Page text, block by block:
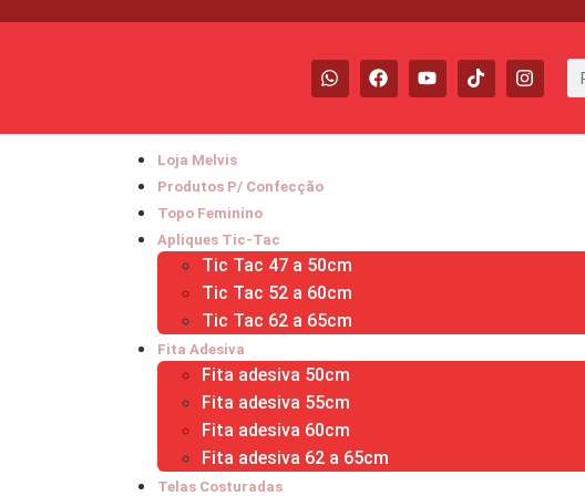
Loja Melvis
Produtos P/ Confecção
Topo Feminino
Apliques Tic-Tac
Tic Tac 47 a 50cm
Tic Tac 52 a 60cm
Tic Tac 62 a 65cm
Fita Adesiva
Fita adesiva 50cm
Fita adesiva 55cm
Fita adesiva 60cm
Fita adesiva 62 a 65cm
Telas Costuradas